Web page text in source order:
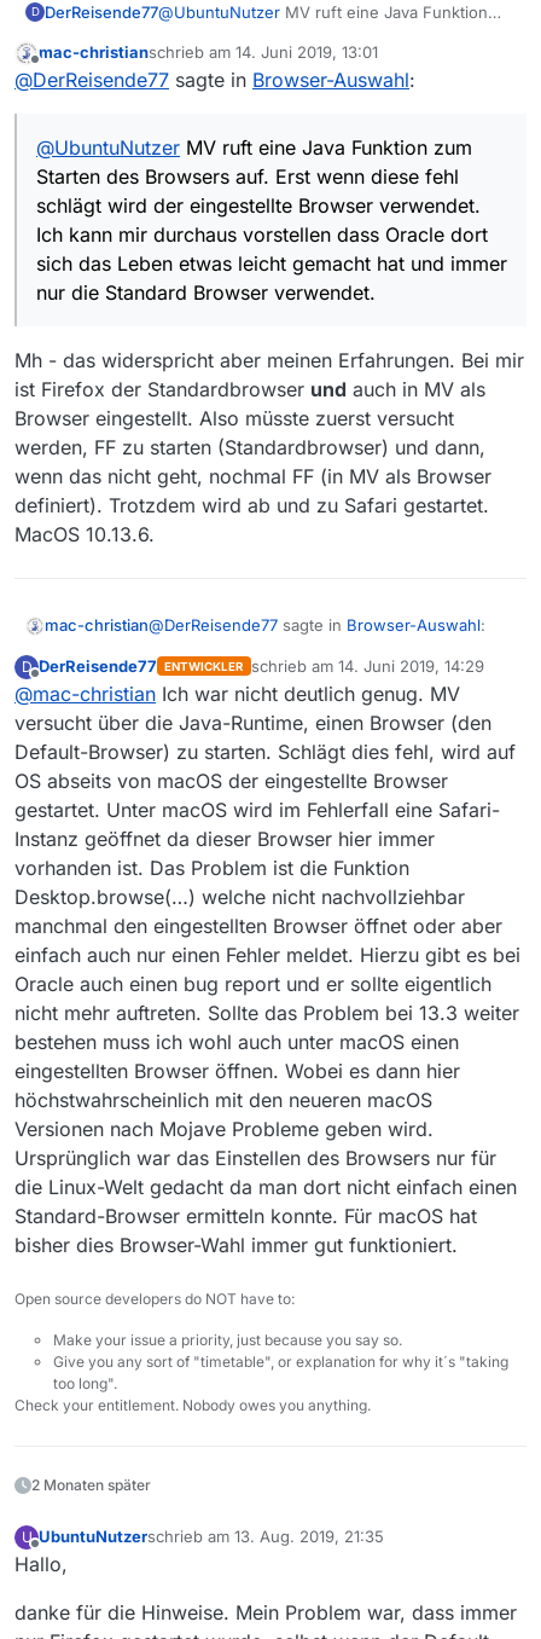
D DerReisende77@UbuntuNutzer MV ruft eine Java Funktion
diese fehl schlägt wird der eingestellte
Browser verwendet. Ich kann mir durchaus
Standard Browser verwendet.
Offline
mac-christianschrieb am 14. Juni 2019, 13:01
zuletzt editiert von
@DerReisende77 sagte in Browser-Auswahl:
@UbuntuNutzer MV ruft eine Java Funktion zum
Starten des Browsers auf. Erst wenn diese fehl
schlägt wird der eingestellte Browser verwendet.
Ich kann mir durchaus vorstellen dass Oracle dort
sich das Leben etwas leicht gemacht hat und immer
nur die Standard Browser verwendet.
Mh - das widerspricht aber meinen Erfahrungen. Bei mir
ist Firefox der Standardbrowser und auch in MV als
Browser eingestellt. Also müsste zuerst versucht
werden, FF zu starten (Standardbrowser) und dann,
wenn das nicht geht, nochmal FF (in MV als Browser
definiert). Trotzdem wird ab und zu Safari gestartet.
MacOS 10.13.6.
mac-christian@DerReisende77 sagte in Browser-Auswahl:
@UbuntuNutzerMV ruft eine Java
Funktion zum Starten des Browsers auf.
Erst wenn diese fehl schlägt wird der
eingestellte Browser verwendet. Ich kann
mir durchaus vorstellen dass Oracle dort
sich das Leben etwas leicht gemacht hat
und immer nur die Standard Browser
verwendet.
Mh - das widerspricht aber meinen
Erfahrungen. Bei mir ist Firefox der
Standardbrowserundauch in MV als Browser
eingestellt. Also müsste zuerst versucht
werden, FF zu starten (Standardbrowser) und
dann, wenn das nicht geht, nochmal FF (in MV
als Browser definiert). Trotzdem wird ab und zu
Safari gestartet. MacOS 10.13.6.
D
Offline
DerReisende77 ENTWICKLER schrieb am 14. Juni 2019, 14:29
zuletzt editiert von
@mac-christian Ich war nicht deutlich genug. MV
versucht über die Java-Runtime, einen Browser (den
Default-Browser) zu starten. Schlägt dies fehl, wird auf
OS abseits von macOS der eingestellte Browser
gestartet. Unter macOS wird im Fehlerfall eine Safari-
Instanz geöffnet da dieser Browser hier immer
vorhanden ist. Das Problem ist die Funktion
Desktop.browse(…) welche nicht nachvollziehbar
manchmal den eingestellten Browser öffnet oder aber
einfach auch nur einen Fehler meldet. Hierzu gibt es bei
Oracle auch einen bug report und er sollte eigentlich
nicht mehr auftreten. Sollte das Problem bei 13.3 weiter
bestehen muss ich wohl auch unter macOS einen
eingestellten Browser öffnen. Wobei es dann hier
höchstwahrscheinlich mit den neueren macOS
Versionen nach Mojave Probleme geben wird.
Ursprünglich war das Einstellen des Browsers nur für
die Linux-Welt gedacht da man dort nicht einfach einen
Standard-Browser ermitteln konnte. Für macOS hat
bisher dies Browser-Wahl immer gut funktioniert.
Open source developers do NOT have to:
Make your issue a priority, just because you say so.
Give you any sort of "timetable", or explanation for why it´s "taking
too long".
Check your entitlement. Nobody owes you anything.
2 Monaten später
U
Offline
UbuntuNutzerschrieb am 13. Aug. 2019, 21:35
zuletzt editiert von
Hallo,
danke für die Hinweise. Mein Problem war, dass immer